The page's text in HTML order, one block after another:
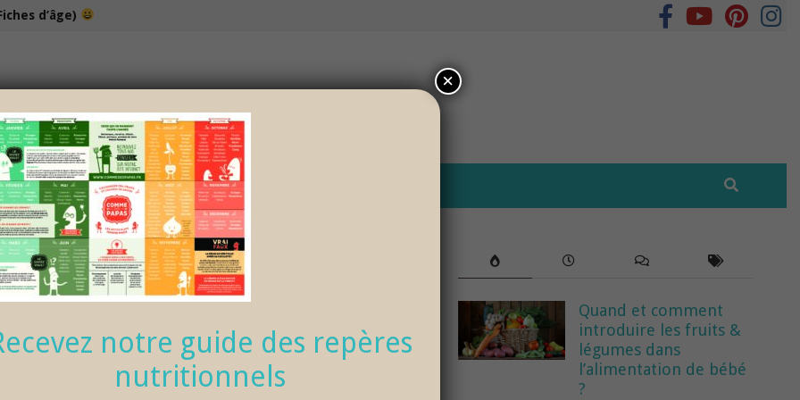
d’âge)
100% bio et de saison… et cela change tout !
NOS DÉLICIEUX PETITS POTS
DES-FRUITS-ET-
Quand et comment
introduire les fruits &
légumes dans
l’alimentation de bébé
?
notre guide des repères
nutritionnels
×